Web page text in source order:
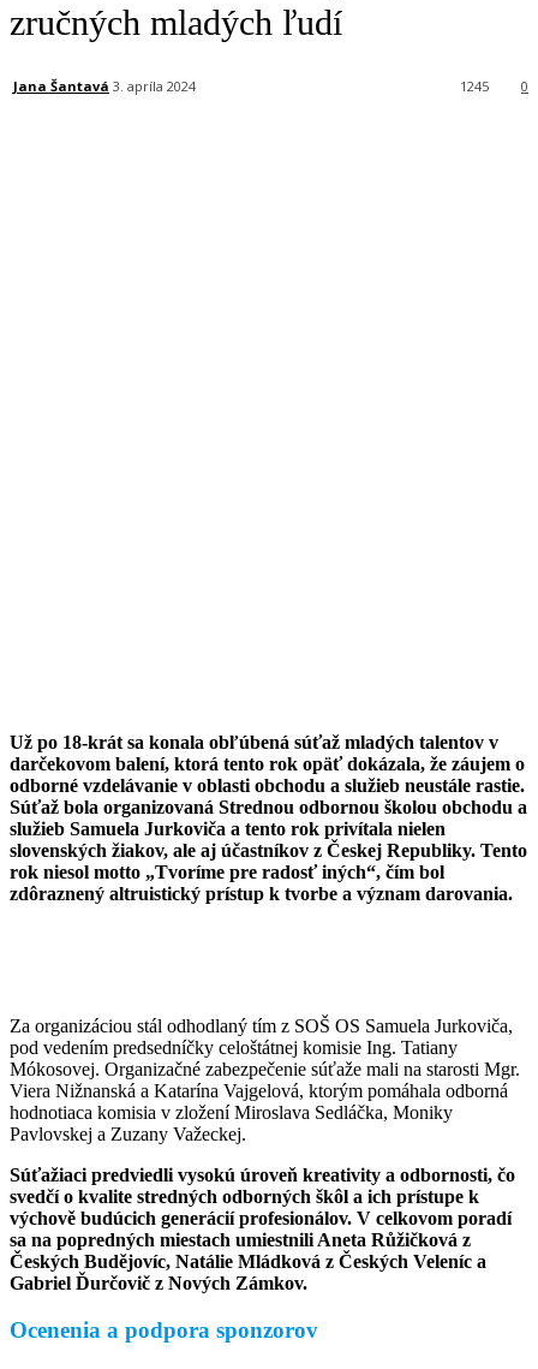
zručných mladých ľudí
Jana Šantavá 3. apríla 2024 0
1245
Už po 18-krát sa konala obľúbená súťaž mladých talentov v
darčekovom balení, ktorá tento rok opäť dokázala, že záujem o
odborné vzdelávanie v oblasti obchodu a služieb neustále rastie.
Súťaž bola organizovaná Strednou odbornou školou obchodu a
služieb Samuela Jurkoviča a tento rok privítala nielen
slovenských žiakov, ale aj účastníkov z Českej Republiky. Tento
rok niesol motto „Tvoríme pre radosť iných“, čím bol
zdôraznený altruistický prístup k tvorbe a význam darovania.
Za organizáciou stál odhodlaný tím z SOŠ OS Samuela Jurkoviča,
pod vedením predsedníčky celoštátnej komisie Ing. Tatiany
Mókosovej. Organizačné zabezpečenie súťaže mali na starosti Mgr.
Viera Nižnanská a Katarína Vajgelová, ktorým pomáhala odborná
hodnotiaca komisia v zložení Miroslava Sedláčka, Moniky
Pavlovskej a Zuzany Važeckej.
Súťažiaci predviedli vysokú úroveň kreativity a odbornosti, čo
svedčí o kvalite stredných odborných škôl a ich prístupe k
výchově budúcich generácií profesionálov. V celkovom poradí
sa na popredných miestach umiestnili Aneta Růžičková z
Českých Budějovíc, Natálie Mládková z Českých Veleníc a
Gabriel Ďurčovič z Nových Zámkov.
Ocenenia a podpora sponzorov